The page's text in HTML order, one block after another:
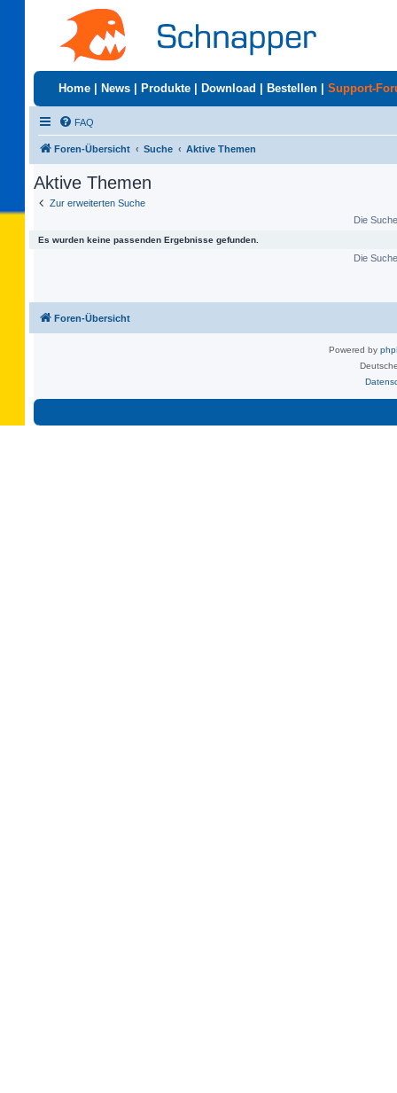
Home News Produkte Download Bestellen Support-
FAQ
Foren-Übersicht Suche Aktive Themen
Aktive Themen
Zur erweiterten Suche
Die
Es wurden keine passenden Ergebnisse gefunden.
Die
Foren-Übersicht
Powered by